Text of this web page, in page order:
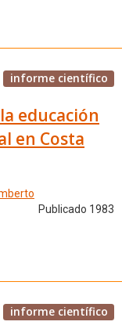
informe científico
educación
en Costa
Publicado 1983
informe científico